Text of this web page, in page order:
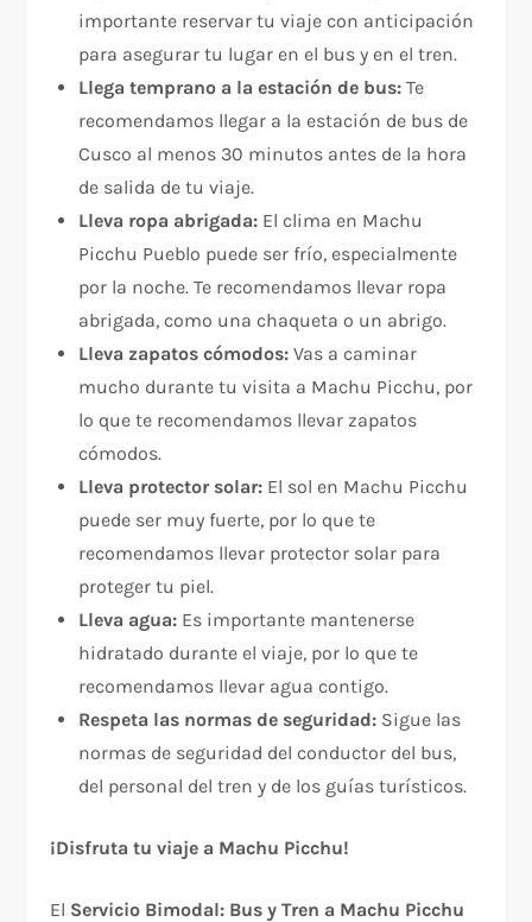
importante reservar tu viaje con anticipación
para asegurar tu lugar en el bus y en el tren.
Llega temprano a la estación de bus: Te
recomendamos llegar a la estación de bus de
Cusco al menos 30 minutos antes de la hora
de salida de tu viaje.
Lleva ropa abrigada: El clima en Machu
Picchu Pueblo puede ser frío, especialmente
por la noche. Te recomendamos llevar ropa
abrigada, como una chaqueta o un abrigo.
Lleva zapatos cómodos: Vas a caminar
mucho durante tu visita a Machu Picchu, por
lo que te recomendamos llevar zapatos
cómodos.
Lleva protector solar: El sol en Machu Picchu
puede ser muy fuerte, por lo que te
recomendamos llevar protector solar para
proteger tu piel.
Lleva agua: Es importante mantenerse
hidratado durante el viaje, por lo que te
recomendamos llevar agua contigo.
Respeta las normas de seguridad: Sigue las
normas de seguridad del conductor del bus,
del personal del tren y de los guías turísticos.
¡Disfruta tu viaje a Machu Picchu!
El Servicio Bimodal: Bus y Tren a Machu Picchu